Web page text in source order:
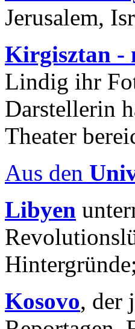
Jerusalem,
Kirgisztan -
Lindig ihr
Darstellerin
Theater
Aus den
Libyen
Kosovo, der